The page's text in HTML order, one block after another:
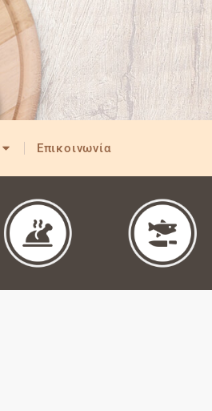
Επικοινωνία